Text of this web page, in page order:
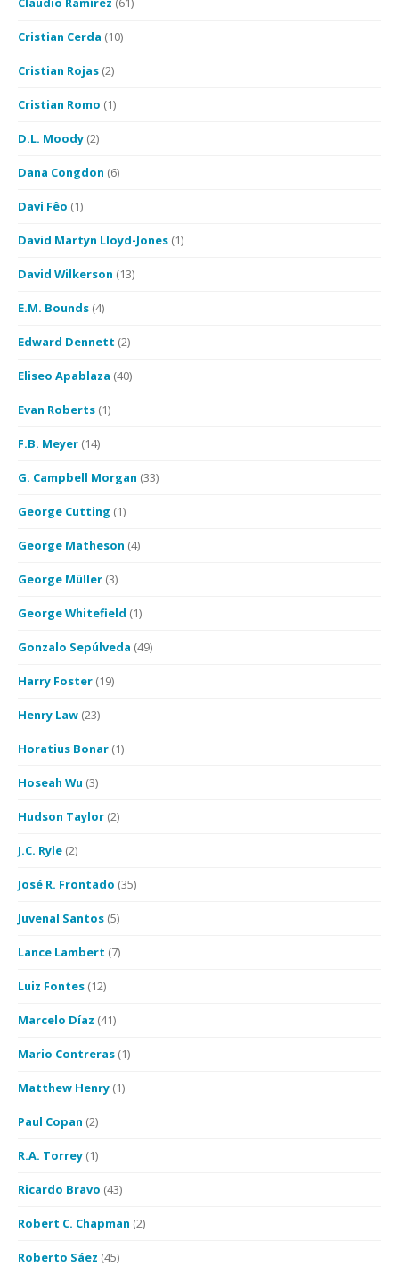
Cristian Cerda (10)
Cristian Rojas (2)
Cristian Romo (1)
D.L. Moody (2)
Dana Congdon (6)
Davi Fêo (1)
David Martyn Lloyd-Jones (1)
David Wilkerson (13)
E.M. Bounds (4)
Edward Dennett (2)
Eliseo Apablaza (40)
Evan Roberts (1)
F.B. Meyer (14)
G. Campbell Morgan (33)
George Cutting (1)
George Matheson (4)
George Müller (3)
George Whitefield (1)
Gonzalo Sepúlveda (49)
Harry Foster (19)
Henry Law (23)
Horatius Bonar (1)
Hoseah Wu (3)
Hudson Taylor (2)
J.C. Ryle (2)
José R. Frontado (35)
Juvenal Santos (5)
Lance Lambert (7)
Luiz Fontes (12)
Marcelo Díaz (41)
Mario Contreras (1)
Matthew Henry (1)
Paul Copan (2)
R.A. Torrey (1)
Ricardo Bravo (43)
Robert C. Chapman (2)
Roberto Sáez (45)